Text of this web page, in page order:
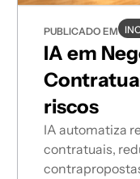
PUBLICADO EM
IA em
riscos
IA automatiza
contratuais,